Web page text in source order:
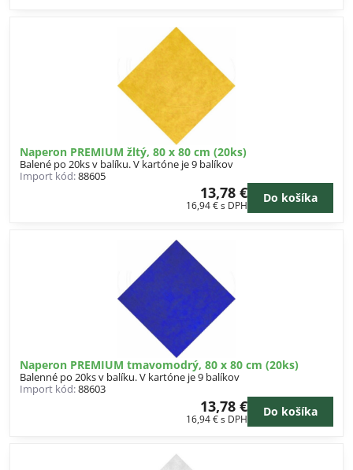
Naperon PREMIUM žltý, 80 x 80 cm (20ks)
Balené po 20ks v balíku. V kartóne je 9 balíkov
Import kód:88605
13,78 €
16,94 €s DPH
Do košíka
Naperon PREMIUM tmavomodrý, 80 x 80 cm (20ks)
Balenné po 20ks v balíku. V kartóne je 9 balíkov
Import kód:88603
13,78 €
16,94 €s DPH
Do košíka